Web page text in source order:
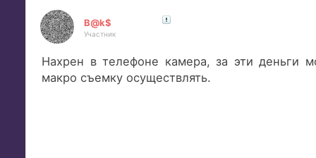
B@k$
Участник
Нахрен в телефоне камера, за эти деньги
макро съемку осуществлять.